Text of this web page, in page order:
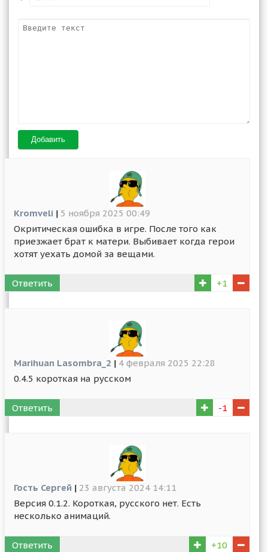
Добавить
Kromveli | 5 ноября 2025 00:49
Окритическая ошибка в игре. После того как
приезжает брат к матери. Выбивает когда герои
хотят уехать домой за вещами.
Ответить +1
Marihuan Lasombra_2 | 4 февраля 2025 22:28
0.4.5 короткая на русском
Ответить -1
Гость Сергей | 23 августа 2024 14:11
Версия 0.1.2. Короткая, русского нет. Есть
несколько анимаций.
Ответить +10